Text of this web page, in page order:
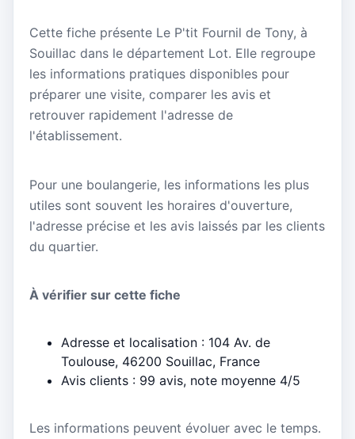
Cette fiche présente Le P'tit Fournil de Tony, à
Souillac dans le département Lot. Elle regroupe
les informations pratiques disponibles pour
préparer une visite, comparer les avis et
retrouver rapidement l'adresse de
l'établissement.
Pour une boulangerie, les informations les plus
utiles sont souvent les horaires d'ouverture,
l'adresse précise et les avis laissés par les clients
du quartier.
À vérifier sur cette fiche
Adresse et localisation : 104 Av. de
Toulouse, 46200 Souillac, France
Avis clients : 99 avis, note moyenne 4/5
Les informations peuvent évoluer avec le temps.